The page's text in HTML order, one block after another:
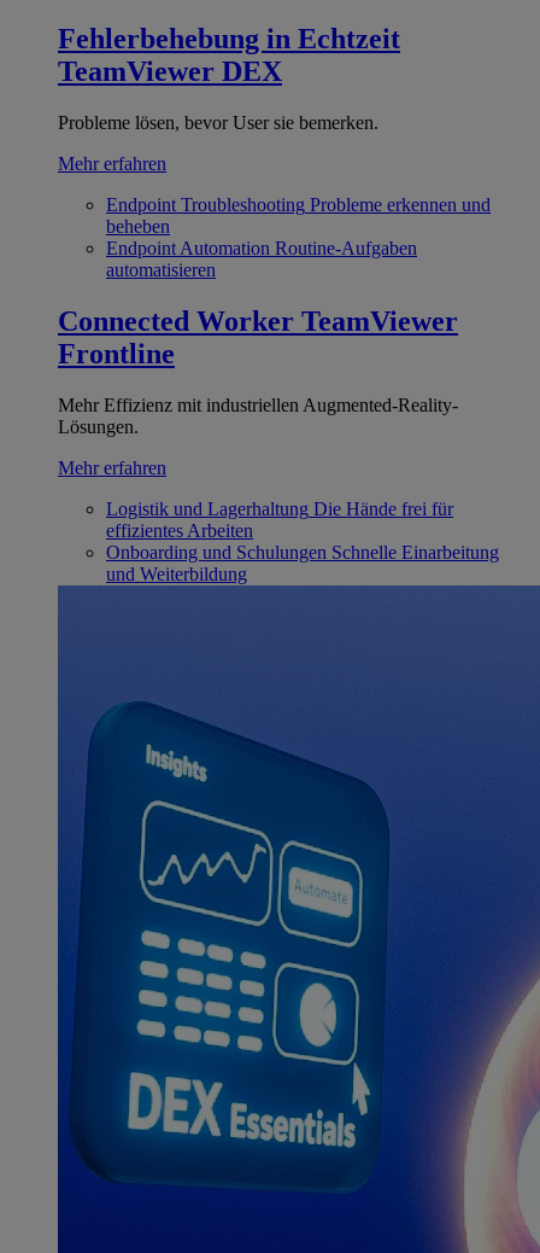
Fehlerbehebung in Echtzeit
TeamViewer DEX
Probleme lösen, bevor User sie bemerken.
Mehr erfahren
Endpoint Troubleshooting Probleme erkennen und
beheben
Endpoint Automation Routine-Aufgaben
automatisieren
Connected Worker TeamViewer
Frontline
Mehr Effizienz mit industriellen Augmented-Reality-
Lösungen.
Mehr erfahren
Logistik und Lagerhaltung Die Hände frei für
effizientes Arbeiten
Onboarding und Schulungen Schnelle Einarbeitung
und Weiterbildung